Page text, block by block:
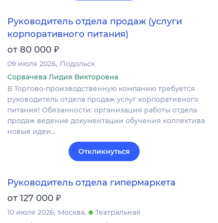
Руководитель отдела продаж (услуги
корпоративного питания)
от 80 000 ₽
09 июля 2026 Подольск
Сорвачева Лидия Викторовна
В Торгово-производственную компанию требуется
руководитель отдела продаж услуг корпоративного
питания! Обязанности: организация работы отдела
продаж ведение документации обучения коллектива
новые идеи…
Откликнуться
Руководитель отдела гипермаркета
от 127 000 ₽
10 июля 2026 Москва
Театральная